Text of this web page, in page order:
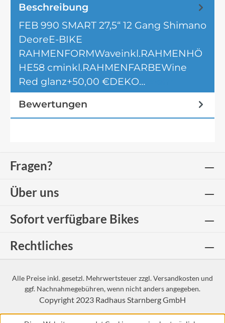
Beschreibung
FEB 990 SMART 27,5“ 12 Gang Shimano
DeoreE-BIKE
RAHMENFORMWaveinkl.RAHMENHÖ
HE58 cminkl.RAHMENFARBEWine
Red glanz+50,00 €DEKO…
Bewertungen
Fragen?
Über uns
Sofort verfügbare Bikes
Rechtliches
Alle Preise inkl. gesetzl. Mehrwertsteuer zzgl.Versandkosten und
ggf. Nachnahmegebühren, wenn nicht anders angegeben.
Copyright 2023 Radhaus Starnberg GmbH